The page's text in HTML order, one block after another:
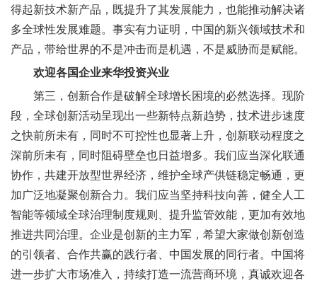
得起新技术新产品，既提升了其发展能力，也能推动解决诸
多全球性发展难题。事实有力证明，中国的新兴领域技术和
产品，带给世界的不是冲击而是机遇，不是威胁而是赋能。
欢迎各国企业来华投资兴业
第三，创新合作是破解全球增长困境的必然选择。现阶
段，全球创新活动呈现出一些新特点新趋势，技术进步速度
之快前所未有，同时不可控性也显著上升，创新联动程度之
深前所未有，同时阻碍壁垒也日益增多。我们应当深化联通
协作，共建开放型世界经济，维护全球产供链稳定畅通，更
加广泛地凝聚创新合力。我们应当坚持科技向善，健全人工
智能等领域全球治理制度规则、提升监管效能，更加有效地
推进共同治理。企业是创新的主力军，希望大家做创新创造
的引领者、合作共赢的践行者、中国发展的同行者。中国将
进一步扩大市场准入，持续打造一流营商环境，真诚欢迎各